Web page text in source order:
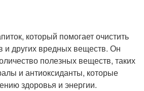
который помогает очистить
и других вредных веществ. Он
полезных веществ, таких
и антиоксиданты, которые
здоровья и энергии.